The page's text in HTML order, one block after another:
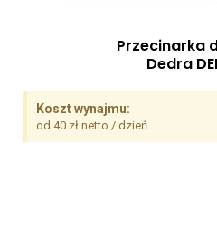
Przecinarka
Dedra
Koszt wynajmu:
od 40 zł netto / dzień